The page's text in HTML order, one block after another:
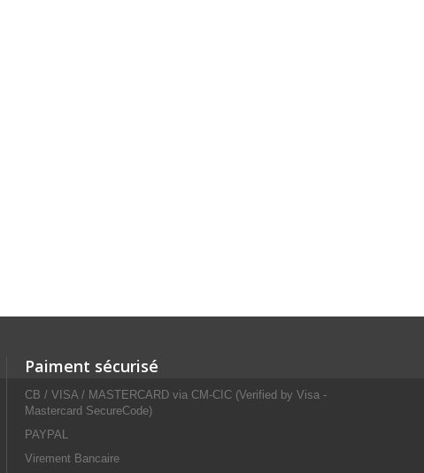
Paiment sécurisé
CB / VISA / MASTERCARD via CM-CIC (Verified by Visa -
Mastercard SecureCode)
PAYPAL
Virement Bancaire